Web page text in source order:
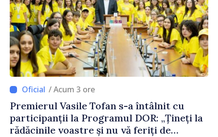
/ Acum 3 ore
Premierul Vasile Tofan s-a întâlnit cu
participanții la Programul DOR: „Țineți la
rădăcinile voastre și nu vă feriți de